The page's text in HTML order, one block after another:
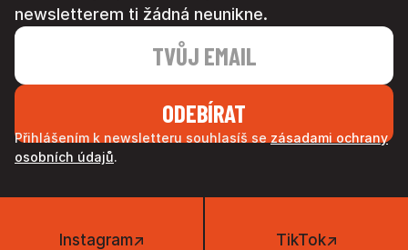
newsletterem ti žádná neunikne.
Přihlášením k newsletteru souhlasíš se zásadami ochrany
osobních údajů.
Instagram↗ TikTok↗